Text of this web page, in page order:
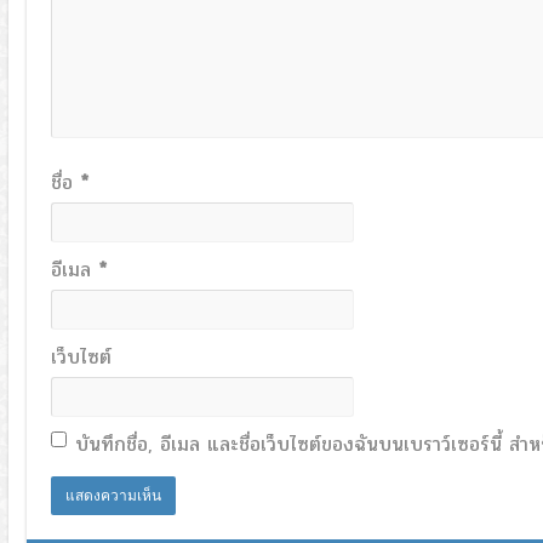
ชื่อ *
อีเมล *
เว็บไซต์
บันทึกชื่อ, อีเมล และชื่อเว็บไซต์ของฉันบนเบราว์เซอร์นี้ สำ